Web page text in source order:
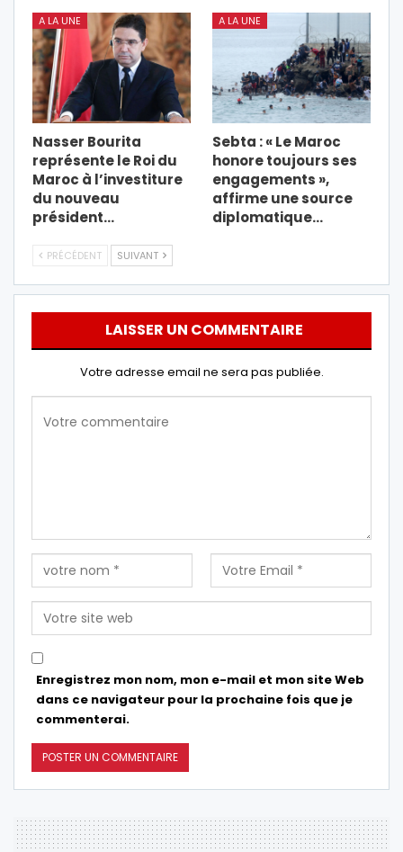
A LA UNE
Nasser Bourita
représente le Roi du
Maroc à l’investiture
du nouveau
président…
A LA UNE
Sebta : « Le Maroc
honore toujours ses
engagements »,
affirme une source
diplomatique…
PRÉCÉDENT SUIVANT
LAISSER UN COMMENTAIRE
Votre adresse email ne sera pas publiée.
Enregistrez mon nom, mon e-mail et mon site Web
dans ce navigateur pour la prochaine fois que je
commenterai.